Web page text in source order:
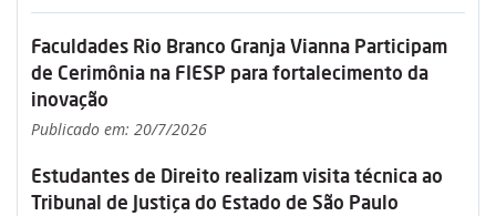
Faculdades Rio Branco Granja Vianna Participam
de Cerimônia na FIESP para fortalecimento da
inovação
Publicado em: 20/7/2026
Estudantes de Direito realizam visita técnica ao
Tribunal de Justiça do Estado de São Paulo